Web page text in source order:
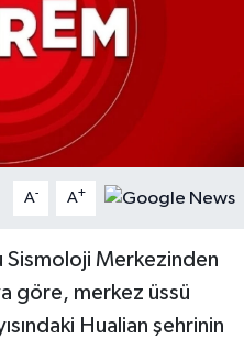
A- A+
Merkezinden
göre, merkez üssü
Hualian şehrinin